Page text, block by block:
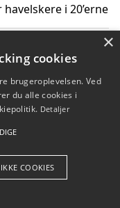
i 20’erne
til
Aps
×
cookies
brugeroplevelsen. Ved
du alle cookies i
Detaljer
COOKIES